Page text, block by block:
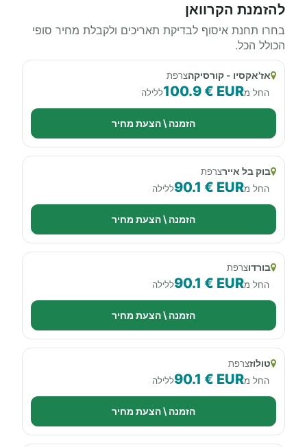
להזמנת הקרוואן
בחרו תחנת איסוף לבדיקת תאריכים ולקבלת מחיר סופי
הכולל הכל.
אז'אקסיו - קורסיקהצרפת
החל מ100.9 € EURללילה
הזמנה \ הצעת מחיר
בוק בל איירצרפת
החל מ90.1 € EURללילה
הזמנה \ הצעת מחיר
בורדוצרפת
החל מ90.1 € EURללילה
הזמנה \ הצעת מחיר
טולוזצרפת
החל מ90.1 € EURללילה
הזמנה \ הצעת מחיר